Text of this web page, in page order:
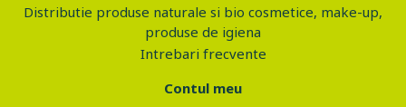
Distributie produse naturale si bio cosmetice, make-up,
produse de igiena
Intrebari frecvente
Contul meu